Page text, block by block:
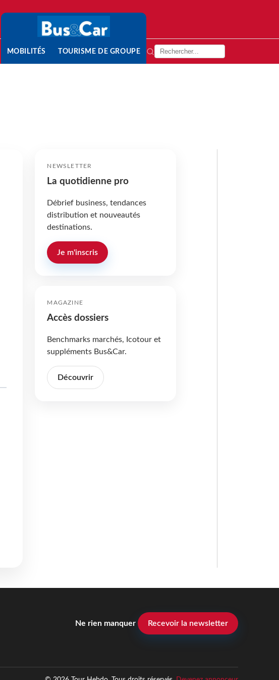
MOBILITÉS TOURISME DE GROUPE
NEWSLETTER
La quotidienne pro
Débrief business, tendances
distribution et nouveautés
destinations.
Je m'inscris
MAGAZINE
Accès dossiers
Benchmarks marchés, Icotour et
suppléments Bus&Car.
Découvrir
Ne rien manquer Recevoir la newsletter